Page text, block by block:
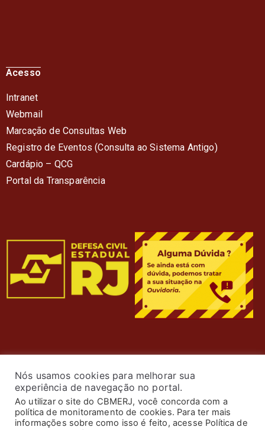
Acesso
Intranet
Webmail
Marcação de Consultas Web
Registro de Eventos (Consulta ao Sistema Antigo)
Cardápio – QCG
Portal da Transparência
Nós usamos cookies para melhorar sua
experiência de navegação no portal.
Ao utilizar o site do CBMERJ, você concorda com a
política de monitoramento de cookies. Para ter mais
informações sobre como isso é feito, acesse Política de